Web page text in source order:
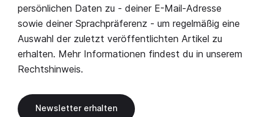
persönlichen Daten zu - deiner E-Mail-Adresse
sowie deiner Sprachpräferenz - um regelmäßig eine
Auswahl der zuletzt veröffentlichten Artikel zu
erhalten. Mehr Informationen findest du in unserem
Rechtshinweis.